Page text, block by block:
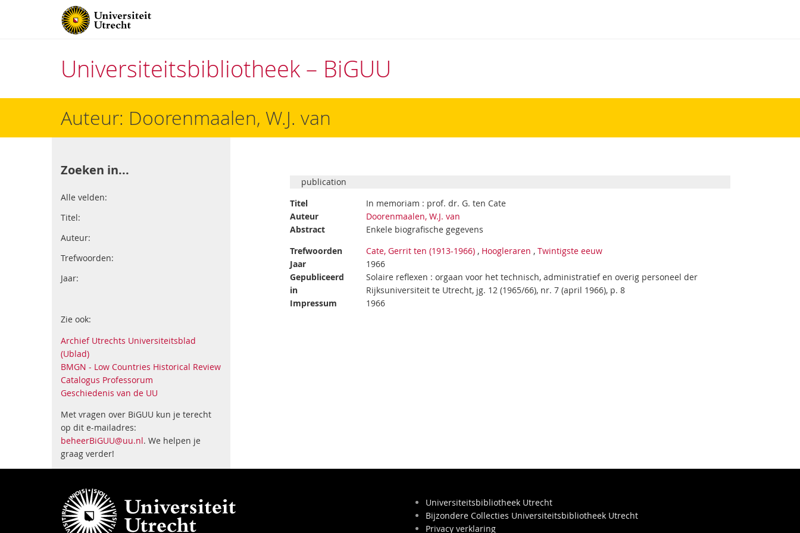
Universiteitsbibliotheek – BiGUU
Auteur: Doorenmaalen, W.J. van
Zoeken in...
Alle velden:
Titel:
Auteur:
Trefwoorden:
Jaar:
Zie ook:
Archief Utrechts Universiteitsblad
(Ublad)
BMGN - Low Countries Historical Review
Catalogus Professorum
Geschiedenis van de UU
Met vragen over BiGUU kun je terecht
op dit e-mailadres:
beheerBiGUU@uu.nl. We helpen je
graag verder!
publication
Titel
In memoriam : prof. dr. G. ten Cate
Auteur
Doorenmaalen, W.J. van
Abstract
Enkele biografische gegevens
Trefwoorden
Cate, Gerrit ten (1913-1966) , Hoogleraren ,Twintigste eeuw
Jaar
1966
Gepubliceerd
in
Solaire reflexen : orgaan voor het technisch, administratief en overig personeel der
Rijksuniversiteit te Utrecht, jg. 12 (1965/66), nr. 7 (april 1966), p. 8
Impressum
1966
Universiteitsbibliotheek Utrecht
Bijzondere Collecties Universiteitsbibliotheek Utrecht
Privacy verklaring